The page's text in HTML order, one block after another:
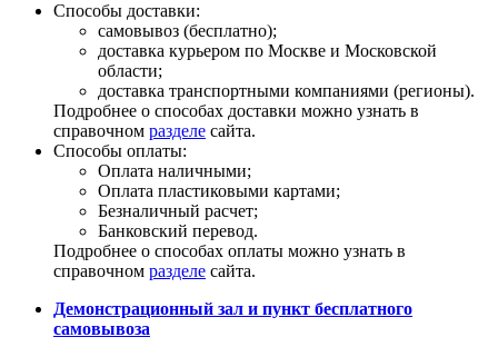
Способы доставки:
самовывоз (бесплатно);
доставка курьером по Москве и Московской
области;
доставка транспортными компаниями (регионы).
Подробнее о способах доставки можно узнать в
справочном разделе сайта.
Способы оплаты:
Оплата наличными;
Оплата пластиковыми картами;
Безналичный расчет;
Банковский перевод.
Подробнее о способах оплаты можно узнать в
справочном разделе сайта.
Демонстрационный зал и пункт бесплатного
самовывоза